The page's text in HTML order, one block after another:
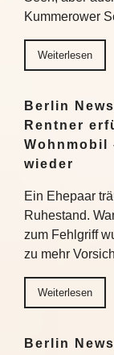
Kummerower
Weiterlesen
Berlin
Rentner
Wohnmobil
wieder
Ein Ehepaar
Ruhestand.
zum Fehlgriff
zu mehr
Weiterlesen
Berlin